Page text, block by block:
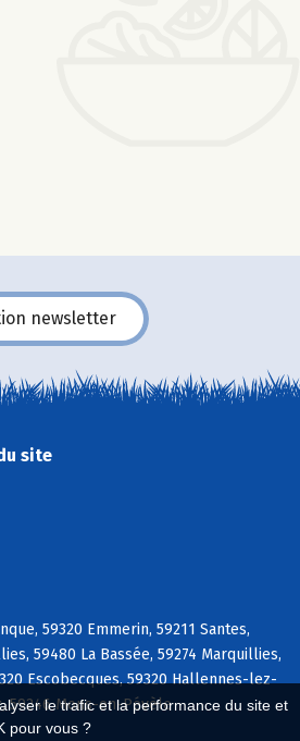
le trafic et la performance du site et
pour vous ?
newsletter
site
59320 Emmerin, 59211 Santes,
59480 La Bassée, 59274 Marquillies,
Escobecques, 59320 Hallennes-lez-
59246 Mons-en-Pévèle